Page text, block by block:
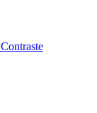
Contraste